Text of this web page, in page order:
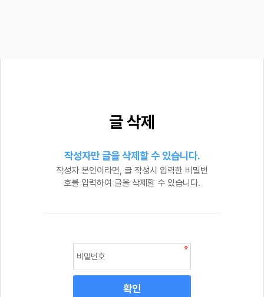
글 삭제
작성자만 글을 삭제할 수 있습니다.
작성자 본인이라면, 글 작성시 입력한 비밀번
호를 입력하여 글을 삭제할 수 있습니다.